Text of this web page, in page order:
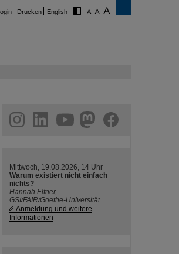
Drucken English
Mittwoch, 19.08.2026, 14 Uhr
Warum existiert nicht einfach
nichts?
Hannah Elfner,
GSI/FAIR/Goethe-Universität
Anmeldung und weitere
Informationen